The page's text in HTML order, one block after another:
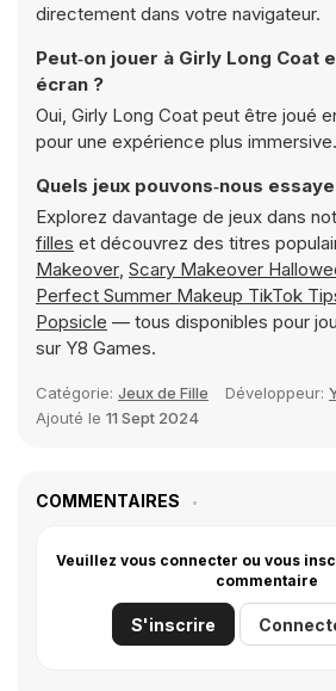
directement dans votre navigateur.
Peut‑on jouer à Girly Long Coat
écran ?
Oui, Girly Long Coat peut être joué
pour une expérience plus immersive.
Quels jeux pouvons‑nous
Explorez davantage de jeux dans
filles et découvrez des titres
Makeover, Scary Makeover
Perfect Summer Makeup TikTok
Popsicle — tous disponibles pour
sur Y8 Games.
Catégorie: Jeux de Fille Développeur:
Ajouté le 11 Sept 2024
COMMENTAIRES
Veuillez vous connecter ou vous
commentaire
S'inscrire